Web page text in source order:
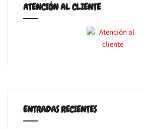
ATENCIÓN AL CLIENTE
ENTRADAS RECIENTES